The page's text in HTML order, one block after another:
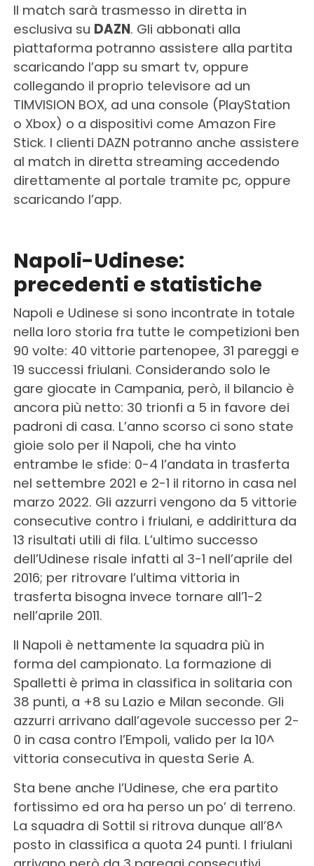
Il match sarà trasmesso in diretta in
esclusiva su DAZN. Gli abbonati alla
piattaforma potranno assistere alla partita
scaricando l’app su smart tv, oppure
collegando il proprio televisore ad un
TIMVISION BOX, ad una console (PlayStation
o Xbox) o a dispositivi come Amazon Fire
Stick. I clienti DAZN potranno anche assistere
al match in diretta streaming accedendo
direttamente al portale tramite pc, oppure
scaricando l’app.
Napoli-Udinese:
precedenti e statistiche
Napoli e Udinese si sono incontrate in totale
nella loro storia fra tutte le competizioni ben
90 volte: 40 vittorie partenopee, 31 pareggi e
19 successi friulani. Considerando solo le
gare giocate in Campania, però, il bilancio è
ancora più netto: 30 trionfi a 5 in favore dei
padroni di casa. L’anno scorso ci sono state
gioie solo per il Napoli, che ha vinto
entrambe le sfide: 0-4 l’andata in trasferta
nel settembre 2021 e 2-1 il ritorno in casa nel
marzo 2022. Gli azzurri vengono da 5 vittorie
consecutive contro i friulani, e addirittura da
13 risultati utili di fila. L’ultimo successo
dell’Udinese risale infatti al 3-1 nell’aprile del
2016; per ritrovare l’ultima vittoria in
trasferta bisogna invece tornare all’1-2
nell’aprile 2011.
Il Napoli è nettamente la squadra più in
forma del campionato. La formazione di
Spalletti è prima in classifica in solitaria con
38 punti, a +8 su Lazio e Milan seconde. Gli
azzurri arrivano dall’agevole successo per 2-
0 in casa contro l’Empoli, valido per la 10^
vittoria consecutiva in questa Serie A.
Sta bene anche l’Udinese, che era partito
fortissimo ed ora ha perso un po’ di terreno.
La squadra di Sottil si ritrova dunque all’8^
posto in classifica a quota 24 punti. I friulani